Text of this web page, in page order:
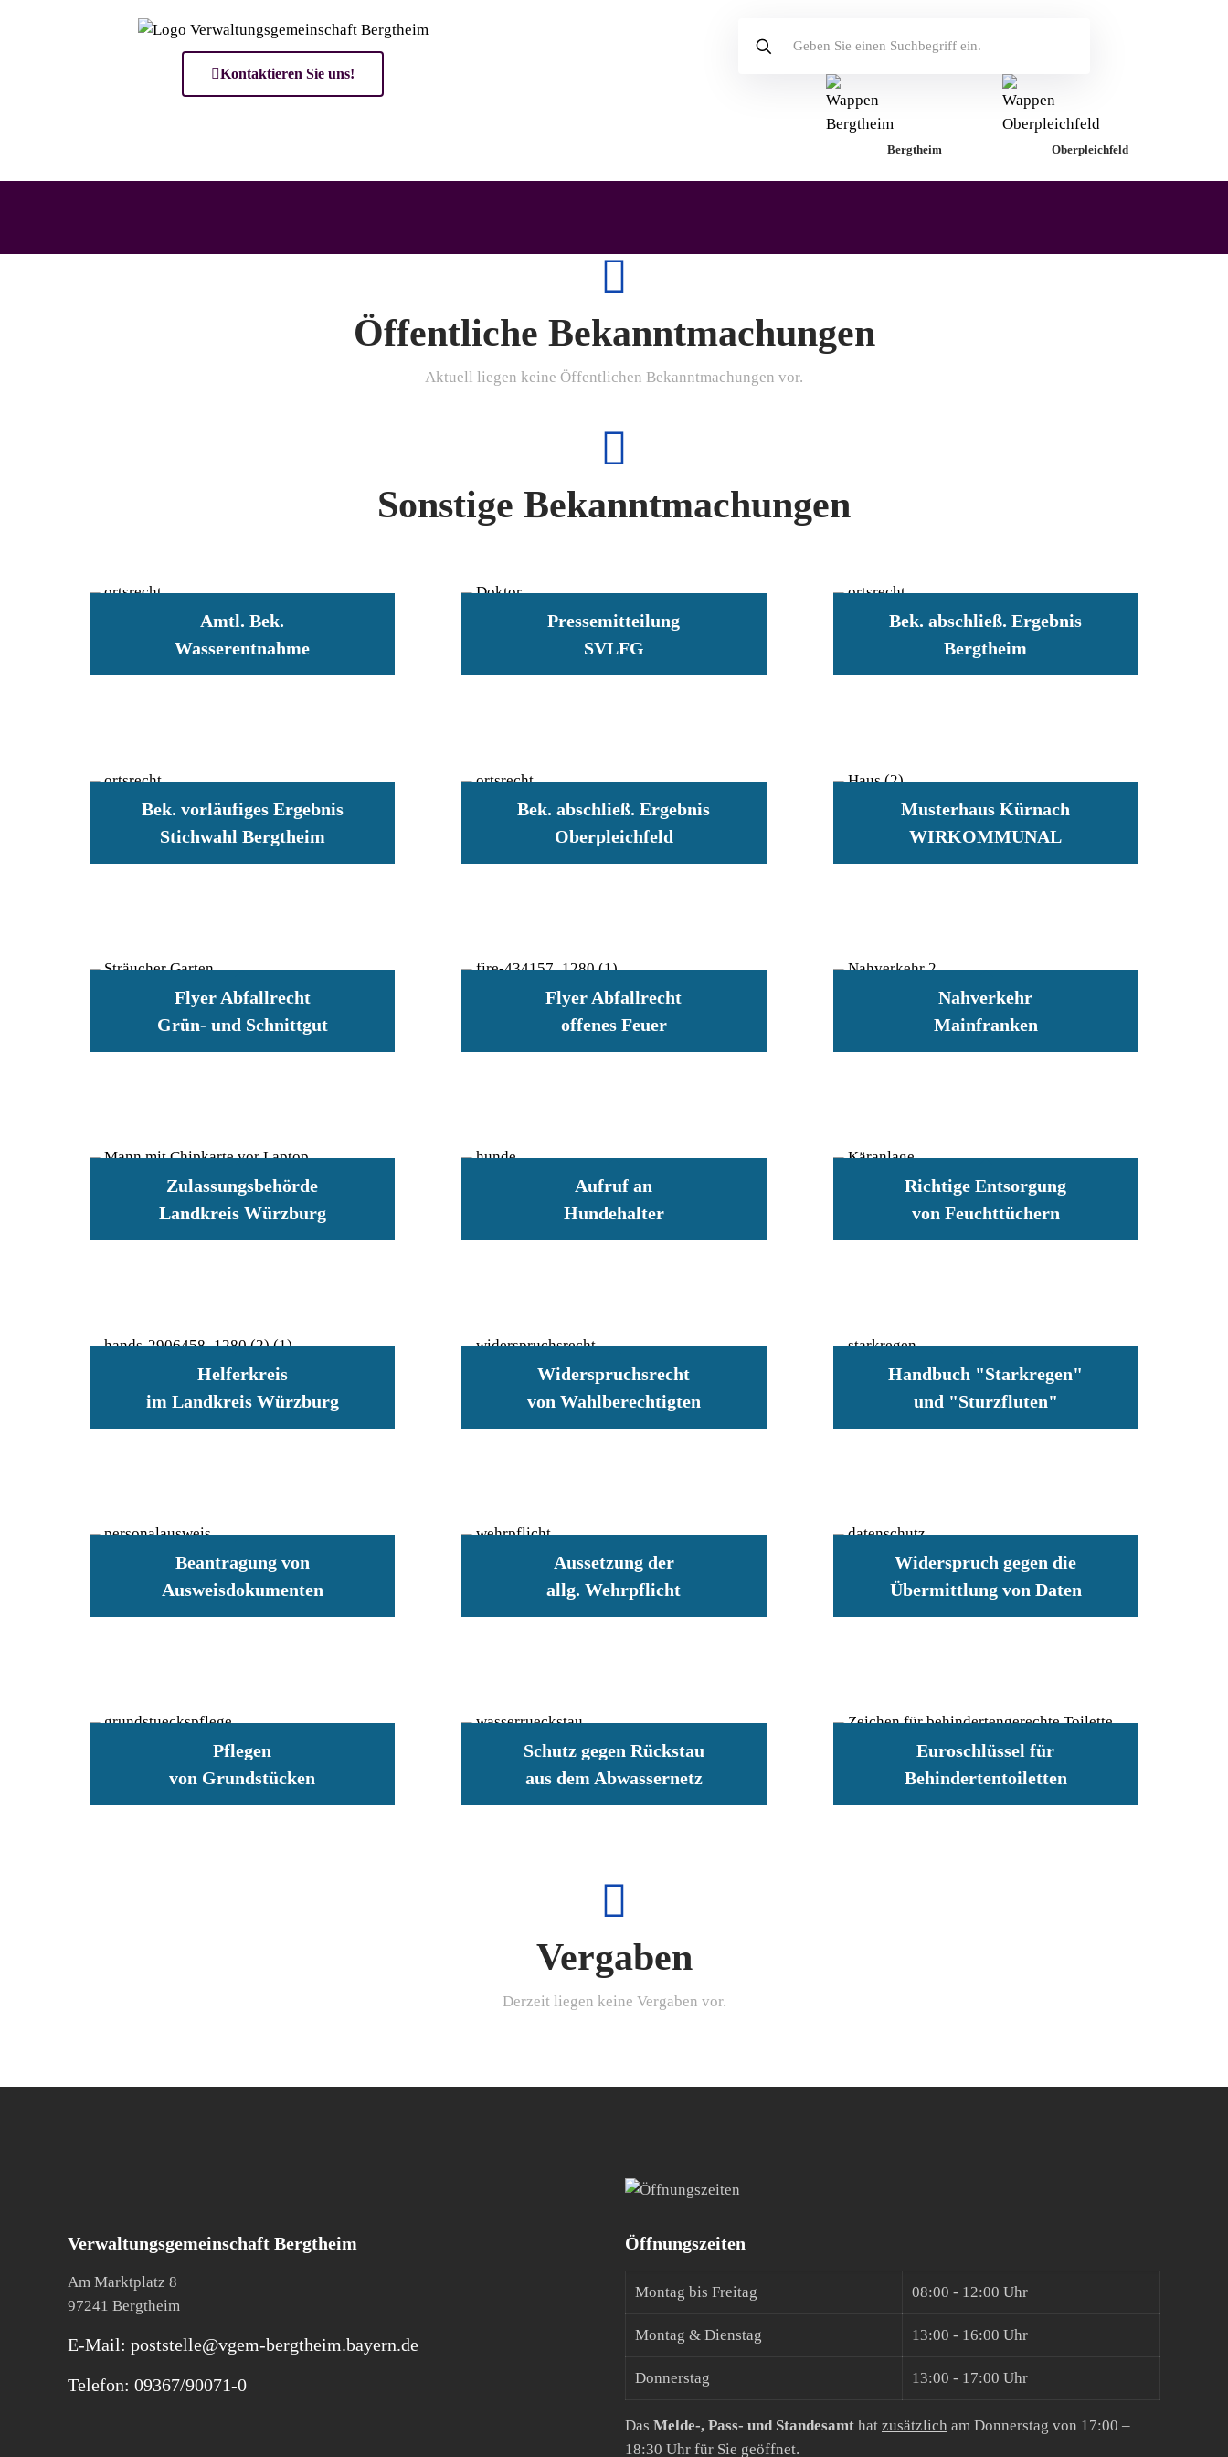
Kontaktieren Sie uns!
Bergtheim Oberpleichfeld
Öffentliche Bekanntmachungen
Aktuell liegen keine Öffentlichen Bekanntmachungen vor.
Sonstige Bekanntmachungen
Amtl. Bek.
Wasserentnahme
Pressemitteilung
SVLFG
Bek. abschließ. Ergebnis
Bergtheim
Bek. vorläufiges Ergebnis
Stichwahl Bergtheim
Bek. abschließ. Ergebnis
Oberpleichfeld
Musterhaus Kürnach
WIRKOMMUNAL
Flyer Abfallrecht
Grün- und Schnittgut
Flyer Abfallrecht
offenes Feuer
Nahverkehr
Mainfranken
Zulassungsbehörde
Landkreis Würzburg
Aufruf an
Hundehalter
Richtige Entsorgung
von Feuchttüchern
Helferkreis
im Landkreis Würzburg
Widerspruchsrecht
von Wahlberechtigten
Handbuch "Starkregen"
und "Sturzfluten"
Beantragung von
Ausweisdokumenten
Aussetzung der
allg. Wehrpflicht
Widerspruch gegen die
Übermittlung von Daten
Pflegen
von Grundstücken
Schutz gegen Rückstau
aus dem Abwassernetz
Euroschlüssel für
Behindertentoiletten
Vergaben
Derzeit liegen keine Vergaben vor.
Verwaltungsgemeinschaft Bergtheim
Am Marktplatz 8
97241 Bergtheim
E-Mail: poststelle@vgem-bergtheim.bayern.de
Telefon: 09367/90071-0
Öffnungszeiten
Montag bis Freitag 08:00 - 12:00 Uhr
Montag & Dienstag 13:00 - 16:00 Uhr
Donnerstag 13:00 - 17:00 Uhr
Das Melde-, Pass- und Standesamt hat zusätzlich am Donnerstag von 17:00 –
18:30 Uhr für Sie geöffnet.